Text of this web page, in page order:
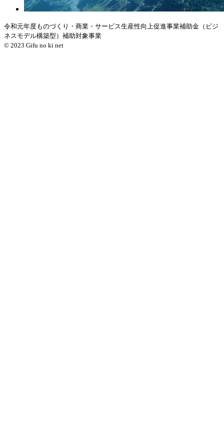
令和元年度ものづくり・商業・サービス生産性向上促進事業補助金（ビジ
ネスモデル構築型）補助対象事業
© 2023 Gifu no ki net